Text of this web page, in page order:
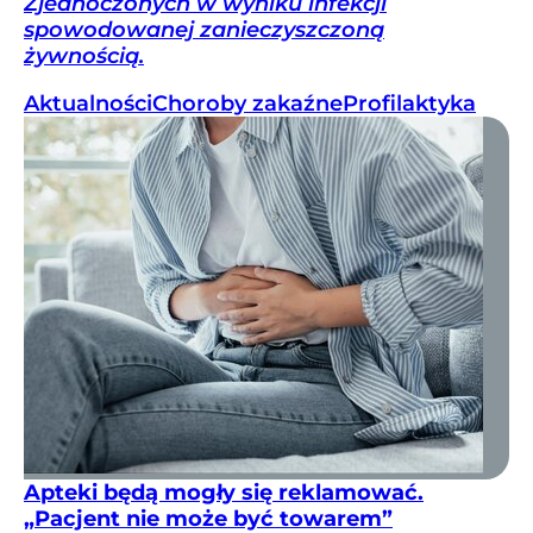
spowodowanej zanieczyszczoną
żywnością.
AktualnościChoroby zakaźneProfilaktyka
Apteki będą mogły się reklamować.
„Pacjent nie może być towarem”